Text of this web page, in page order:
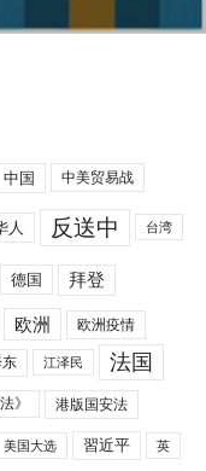
中国 中美贸易战
人 反送中 台湾
德国 拜登
欧洲 欧洲疫情
江泽民 法国
》 港版国安法
美国大选 習近平 英